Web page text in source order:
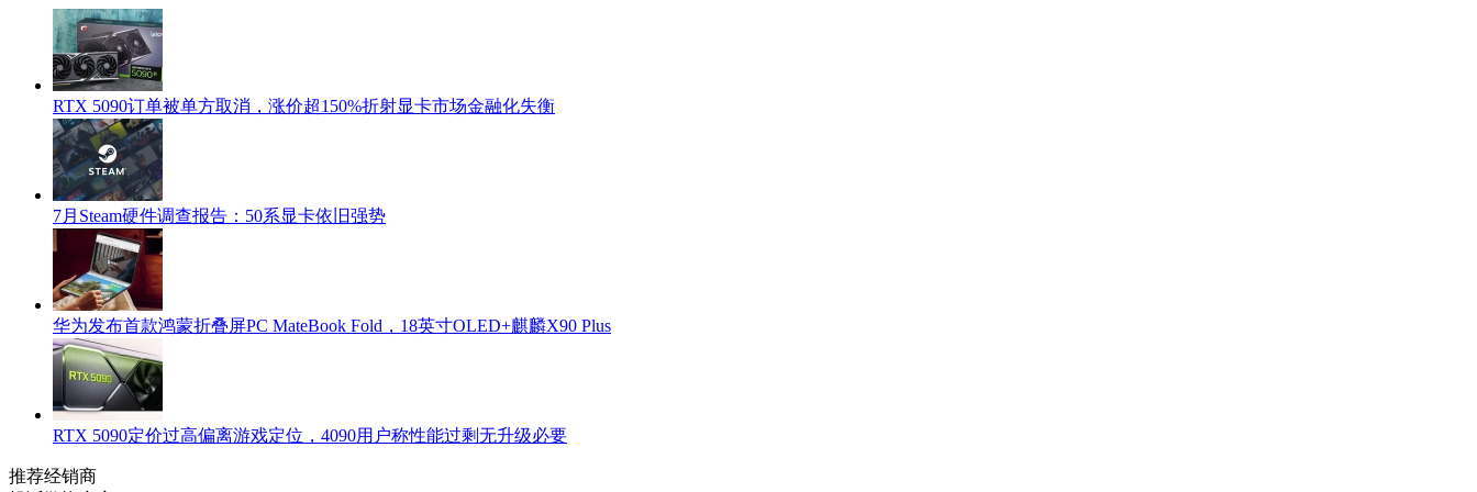
RTX 5090订单被单方取消，涨价超150%折射显卡市场金融化失衡
7月Steam硬件调查报告：50系显卡依旧强势
华为发布首款鸿蒙折叠屏PC MateBook Fold，18英寸OLED+麒麟X90 Plus
RTX 5090定价过高偏离游戏定位，4090用户称性能过剩无升级必要
推荐经销商